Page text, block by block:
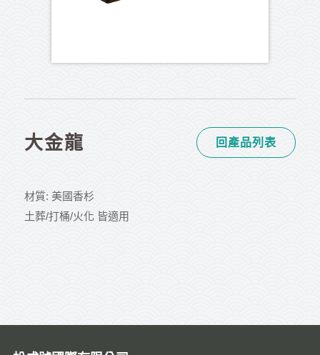
大金龍 回產品列表
材質: 美國香杉
土葬/打桶/火化 皆適用